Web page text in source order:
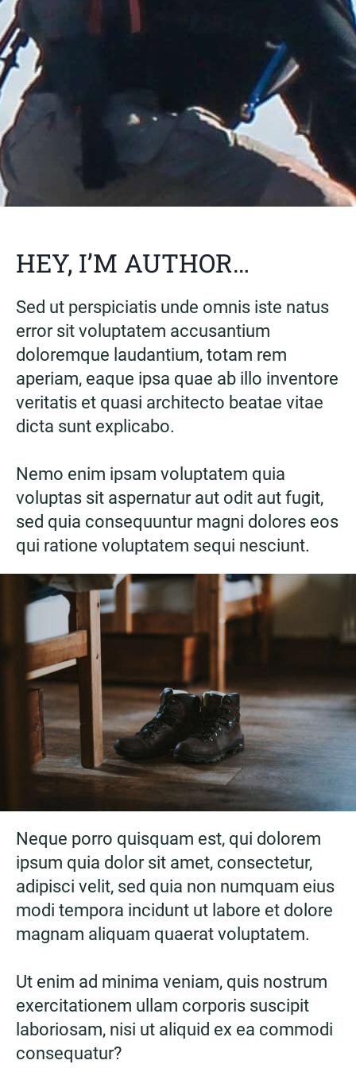
HEY, I’M AUTHOR…
Sed ut perspiciatis unde omnis iste natus
error sit voluptatem accusantium
doloremque laudantium, totam rem
aperiam, eaque ipsa quae ab illo inventore
veritatis et quasi architecto beatae vitae
dicta sunt explicabo.
Nemo enim ipsam voluptatem quia
voluptas sit aspernatur aut odit aut fugit,
sed quia consequuntur magni dolores eos
qui ratione voluptatem sequi nesciunt.
Neque porro quisquam est, qui dolorem
ipsum quia dolor sit amet, consectetur,
adipisci velit, sed quia non numquam eius
modi tempora incidunt ut labore et dolore
magnam aliquam quaerat voluptatem.
Ut enim ad minima veniam, quis nostrum
exercitationem ullam corporis suscipit
laboriosam, nisi ut aliquid ex ea commodi
consequatur?